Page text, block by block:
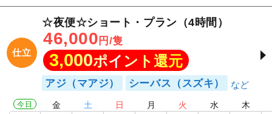
仕立
☆夜便☆ショート・プラン（4時間）
46,000 円/隻
3,000ポイント還元
アジ（マアジ） シーバス（スズキ）
今日 金 土 日 月 火 水 木